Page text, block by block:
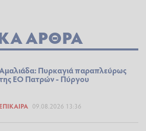
ΆΡΘΡΑ
Πυρκαγιά παραπλεύρως
ΕΟ Πατρών - Πύργου
ΕΠΊΚΑΙΡΑ 09.08.2026 13:36